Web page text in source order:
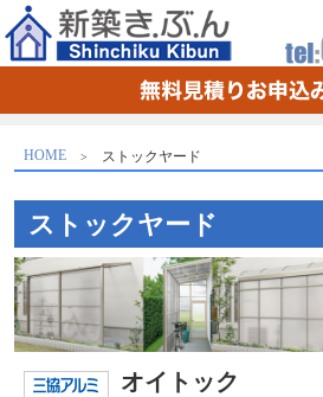
HOME ストックヤード
ストックヤード
オイトック